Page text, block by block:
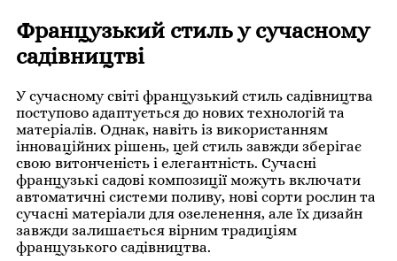
Французький стиль у сучасному
садівництві
У сучасному світі французький стиль садівництва
поступово адаптується до нових технологій та
матеріалів. Однак, навіть із використанням
інноваційних рішень, цей стиль завжди зберігає
свою витонченість і елегантність. Сучасні
французькі садові композиції можуть включати
автоматичні системи поливу, нові сорти рослин та
сучасні матеріали для озеленення, але їх дизайн
завжди залишається вірним традиціям
французького садівництва.